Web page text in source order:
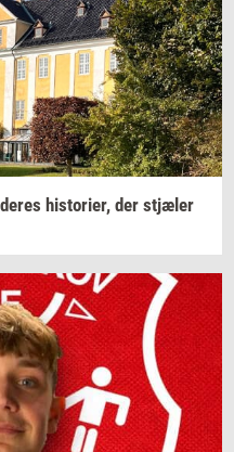
hi­sto­ri­er, der stjæ­ler